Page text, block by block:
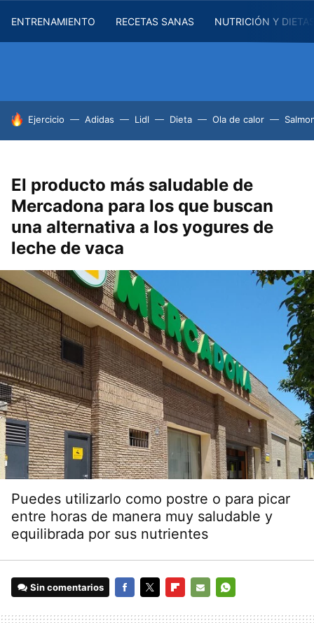
ENTRENAMIENTO RECETAS SANAS NUTRICIÓN Y
HOY SE HABLA DE
Ejercicio Adidas Lidl Dieta Ola de calor
El producto más saludable de
Mercadona para los que buscan
una alternativa a los yogures de
leche de vaca
Puedes utilizarlo como postre o para picar
entre horas de manera muy saludable y
equilibrada por sus nutrientes
Sin comentarios